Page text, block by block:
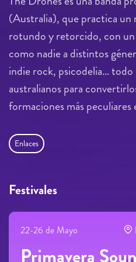
(Australia), que practica un
rotundo y retorcido, con
como nadie a distintos
indie rock, psicodelia… todo
australianos para
formaciones más
Enlaces
Festivales
22-26 de Mayo
Primavera